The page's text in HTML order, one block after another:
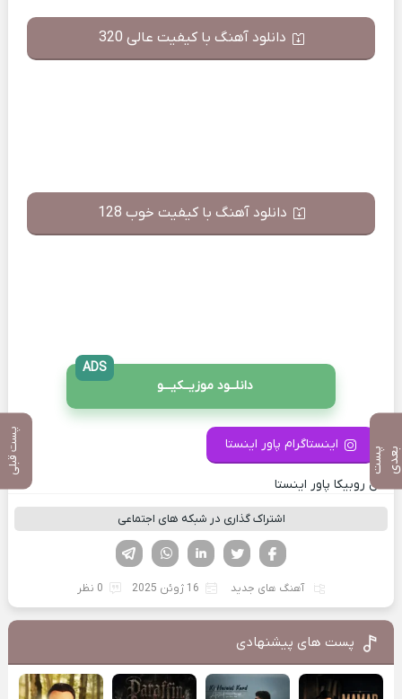
پ
س
ت
ب
ع
د ی پست قبلی
دانلود آهنگ با کیفیت عالی 320
دانلود آهنگ با کیفیت خوب 128
دانلــود موزیــکیـــو
ADS
اینستاگرام پاور اینستا
کانال روبیکا پاور اینستا
اشتراک گذاری در شبکه های اجتماعی
لینکدین تویتر
فیسوک
آهنگ های جدید 16 ژوئن 2025 0 نظر
پست های پیشنهادی